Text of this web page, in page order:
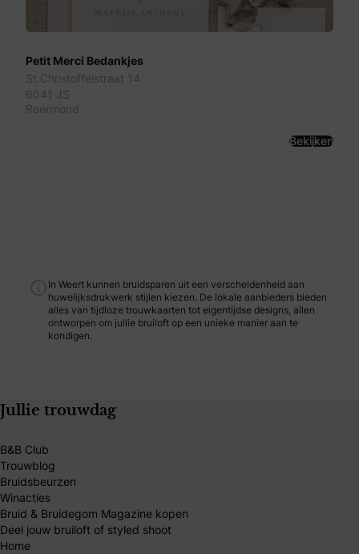
Petit Merci Bedankjes
St.Christoffelstraat 14
6041 JS
Roermond
Bekijken
In Weert kunnen bruidsparen uit een verscheidenheid aan
huwelijksdrukwerk stijlen kiezen. De lokale aanbieders bieden
alles van tijdloze trouwkaarten tot eigentijdse designs, allen
ontworpen om jullie bruiloft op een unieke manier aan te
kondigen.
Jullie trouwdag
B&B Club
Trouwblog
Bruidsbeurzen
Winacties
Bruid & Bruidegom Magazine kopen
Deel jouw bruiloft of styled shoot
Home